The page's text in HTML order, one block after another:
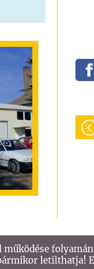
letilthatja!